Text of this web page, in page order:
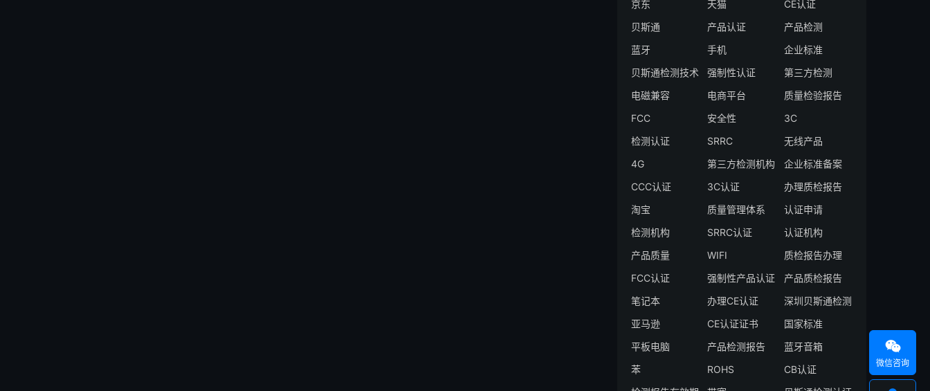
京东
天猫
CE认证
贝斯通
产品认证
产品检测
蓝牙
手机
企业标准
贝斯通检测技术
强制性认证
第三方检测
电磁兼容
电商平台
质量检验报告
FCC
安全性
3C
检测认证
SRRC
无线产品
4G
第三方检测机构
企业标准备案
CCC认证
3C认证
办理质检报告
淘宝
质量管理体系
认证申请
检测机构
SRRC认证
认证机构
产品质量
WIFI
质检报告办理
FCC认证
强制性产品认证
产品质检报告
笔记本
办理CE认证
深圳贝斯通检测
亚马逊
CE认证证书
国家标准
平板电脑
产品检测报告
蓝牙音箱
苯
ROHS
CB认证

微信咨询